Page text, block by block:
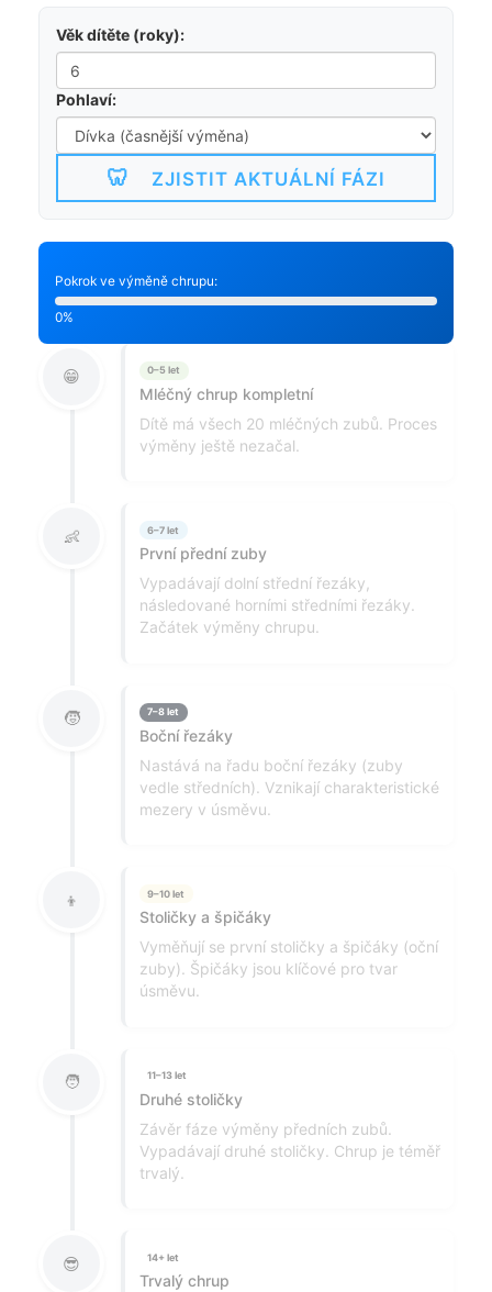
Věk dítěte (roky):
Pohlaví:
🦷 ZJISTIT AKTUÁLNÍ FÁZI
Pokrok ve výměně chrupu:
0%
😁 0–5 let
Mléčný chrup kompletní
Dítě má všech 20 mléčných zubů. Proces
výměny ještě nezačal.
👶 6–7 let
První přední zuby
Vypadávají dolní střední řezáky,
následované horními středními řezáky.
Začátek výměny chrupu.
🧒 7–8 let
Boční řezáky
Nastává na řadu boční řezáky (zuby
vedle středních). Vznikají charakteristické
mezery v úsměvu.
👦 9–10 let
Stoličky a špičáky
Vyměňují se první stoličky a špičáky (oční
zuby). Špičáky jsou klíčové pro tvar
úsměvu.
🧑 11–13 let
Druhé stoličky
Závěr fáze výměny předních zubů.
Vypadávají druhé stoličky. Chrup je téměř
trvalý.
😎 14+ let
Trvalý chrup